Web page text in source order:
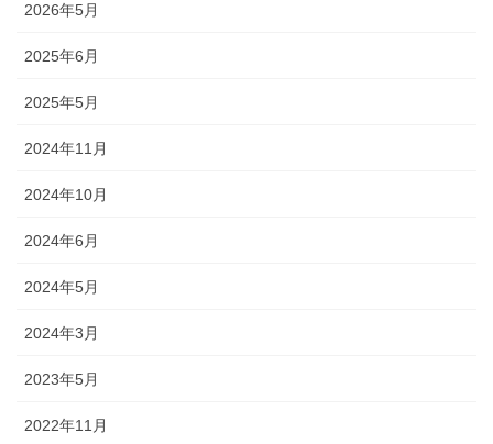
2026年5月
2025年6月
2025年5月
2024年11月
2024年10月
2024年6月
2024年5月
2024年3月
2023年5月
2022年11月